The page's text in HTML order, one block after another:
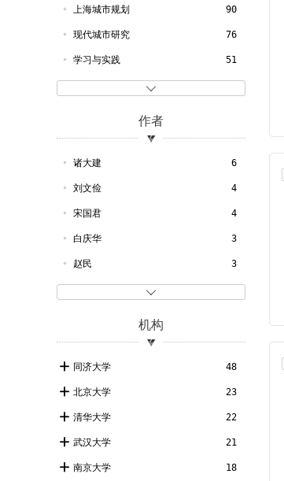
1980 1
建设管理 52
城市发展 48
城市化 43
城市交通 41
交通管理 39
城市环境 37
城市交通管理 35
市政 34

上海城市规划 90
现代城市研究 76
学习与实践 51
经济前沿 21
测绘通报 19
现代园艺 18
社会 16
求实 14
中国档案 12
北京社会科学 12
中国职业技术教育
城市研究 10
行政管理改革 10
湖北社会科学 10
理论与改革 10
作者

诸大建 6
刘文俭 4
宋国君 4
白庆华 3
赵民 3
叶南客 3
邵任薇 3
金磊 3
冯健 2
吴光东 2
姜爱林 2
机构
同济大学 48
北京大学 23
清华大学 22
武汉大学 21
南京大学 18